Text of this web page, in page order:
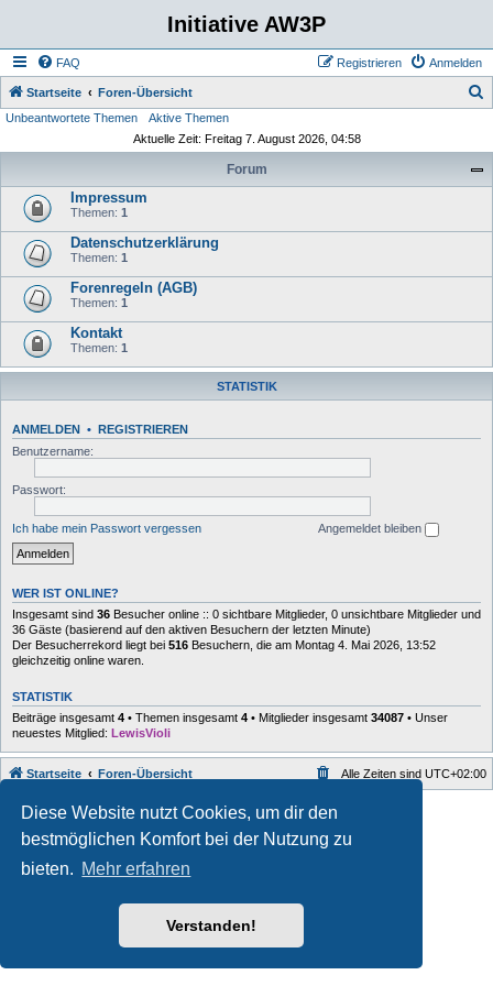
Diese Website nutzt Cookies, um dir den
bestmöglichen Komfort bei der Nutzung zu
bieten. Mehr erfahren
Verstanden!
Initiative AW3P
FAQ Anmelden
Registrieren
Startseite Foren-Übersicht
Unbeantwortete Themen
Aktive Themen
Aktuelle Zeit: Freitag 7. August 2026, 04:58
Forum
Impressum
Themen: 1
Datenschutzerklärung
Themen: 1
Forenregeln (AGB)
Themen: 1
Kontakt
Themen: 1
STATISTIK
ANMELDEN • REGISTRIEREN
Benutzername:
Passwort:
Ich habe mein Passwort vergessen Angemeldet bleiben
WER IST ONLINE?
Insgesamt sind 36 Besucher online :: 0 sichtbare Mitglieder, 0 unsichtbare Mitglieder und
36 Gäste (basierend auf den aktiven Besuchern der letzten Minute)
Der Besucherrekord liegt bei 516 Besuchern, die am Montag 4. Mai 2026, 13:52
gleichzeitig online waren.
STATISTIK
Beiträge insgesamt 4 • Themen insgesamt 4 • Mitglieder insgesamt 34087 • Unser
neuestes Mitglied: LewisVioli
Startseite Foren-Übersicht Alle Zeiten sind UTC+02:00
Style developer by forum ,
Powered byphpBB ® Forum Software © phpBB Limited
Deutsche Übersetzung durchphpBB.de
Datenschutz